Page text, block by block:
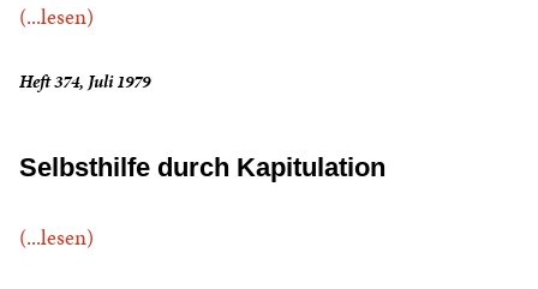
(...lesen)
Heft 374, Juli 1979
Selbsthilfe durch Kapitulation
(...lesen)